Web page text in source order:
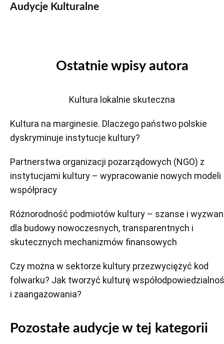
Audycje Kulturalne
Ostatnie wpisy autora
Kultura lokalnie skuteczna
Kultura na marginesie. Dlaczego państwo polskie
dyskryminuje instytucje kultury?
Partnerstwa organizacji pozarządowych (NGO) z
instytucjami kultury – wypracowanie nowych modeli
współpracy
Różnorodność podmiotów kultury – szanse i
dla budowy nowoczesnych, transparentnych i
skutecznych mechanizmów finansowych
Czy można w sektorze kultury przezwyciężyć kod
folwarku? Jak tworzyć kulturę
i zaangażowania?
Pozostałe audycje w tej kategorii